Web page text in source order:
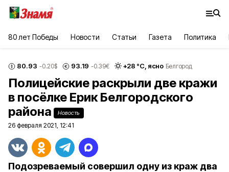
80 лет Победы Новости Статьи Газета Политика
80.93 -0.20$ 93.19 -0.39€ +28 °С, ясно Белгород
Полицейские раскрыли две кражи
в посёлке Ерик Белгородского
района
Новость
26 февраля 2021, 12:41
Подозреваемый совершил одну из краж два